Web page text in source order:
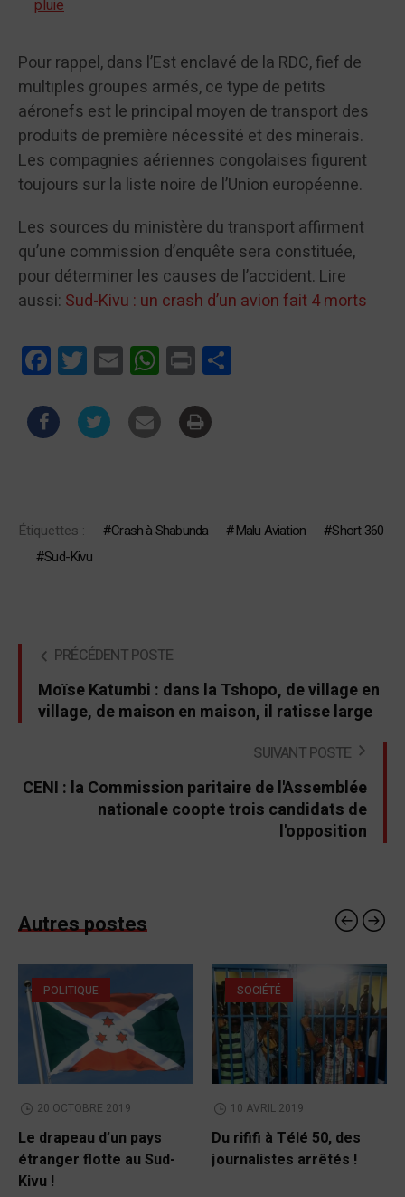
pluie
Pour rappel, dans l’Est enclavé de la RDC, fief de
multiples groupes armés, ce type de petits
aéronefs est le principal moyen de transport des
produits de première nécessité et des minerais.
Les compagnies aériennes congolaises figurent
toujours sur la liste noire de l’Union européenne.
Les sources du ministère du transport affirment
qu’une commission d’enquête sera constituée,
pour déterminer les causes de l’accident. Lire
aussi: Sud-Kivu : un crash d’un avion fait 4 morts
FacebookTwitterEmail WhatsApp
Print
Étiquettes : Crash à Shabunda Malu Aviation
Short 360
Sud-Kivu
PRÉCÉDENT POSTE
Moïse Katumbi : dans la Tshopo, de village en
village, de maison en maison, il ratisse large
SUIVANT POSTE
CENI : la Commission paritaire de l'Assemblée
nationale coopte trois candidats de
l'opposition
Autres postes
POLITIQUE
20 OCTOBRE 2019
Le drapeau d’un pays
étranger flotte au Sud-
Kivu !
SOCIÉTÉ
10 AVRIL 2019
Du rififi à Télé 50, des
journalistes arrêtés !